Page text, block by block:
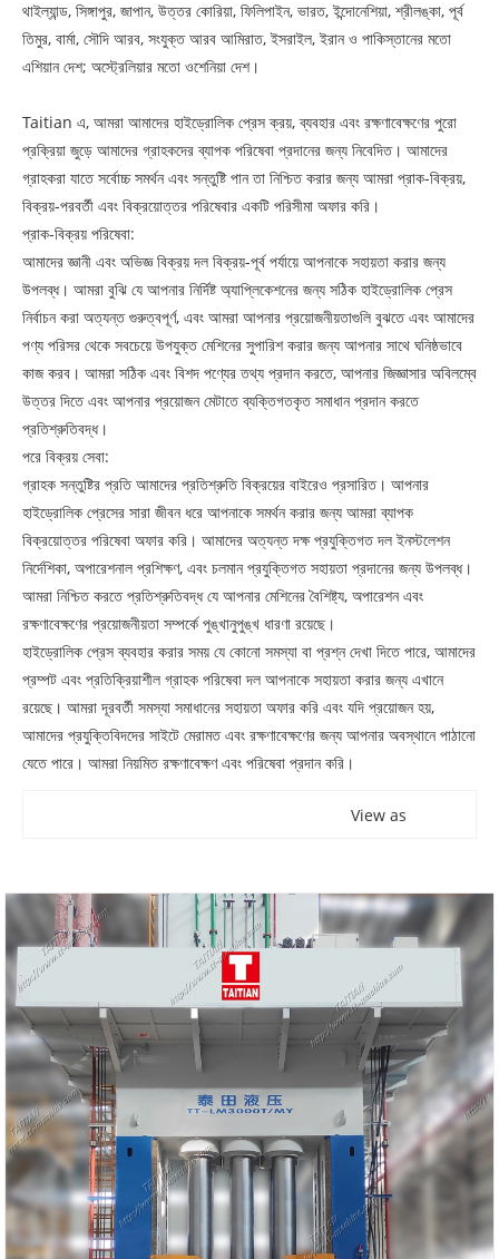
থাইল্যান্ড, সিঙ্গাপুর, জাপান, উত্তর কোরিয়া, ফিলিপাইন, ভারত, ইন্দোনেশিয়া, শ্রীলঙ্কা, পূর্ব
তিমুর, বার্মা, সৌদি আরব, সংযুক্ত আরব আমিরাত, ইসরাইল, ইরান ও পাকিস্তানের মতো
এশিয়ান দেশ; অস্ট্রেলিয়ার মতো ওশেনিয়া দেশ।
Taitian এ, আমরা আমাদের হাইড্রোলিক প্রেস ক্রয়, ব্যবহার এবং রক্ষণাবেক্ষণের পুরো
প্রক্রিয়া জুড়ে আমাদের গ্রাহকদের ব্যাপক পরিষেবা প্রদানের জন্য নিবেদিত। আমাদের
গ্রাহকরা যাতে সর্বোচ্চ সমর্থন এবং সন্তুষ্টি পান তা নিশ্চিত করার জন্য আমরা প্রাক-বিক্রয়,
বিক্রয়-পরবর্তী এবং বিক্রয়োত্তর পরিষেবার একটি পরিসীমা অফার করি।
প্রাক-বিক্রয় পরিষেবা:
আমাদের জ্ঞানী এবং অভিজ্ঞ বিক্রয় দল বিক্রয়-পূর্ব পর্যায়ে আপনাকে সহায়তা করার জন্য
উপলব্ধ। আমরা বুঝি যে আপনার নির্দিষ্ট অ্যাপ্লিকেশনের জন্য সঠিক হাইড্রোলিক প্রেস
নির্বাচন করা অত্যন্ত গুরুত্বপূর্ণ, এবং আমরা আপনার প্রয়োজনীয়তাগুলি বুঝতে এবং আমাদের
পণ্য পরিসর থেকে সবচেয়ে উপযুক্ত মেশিনের সুপারিশ করার জন্য আপনার সাথে ঘনিষ্ঠভাবে
কাজ করব। আমরা সঠিক এবং বিশদ পণ্যের তথ্য প্রদান করতে, আপনার জিজ্ঞাসার অবিলম্বে
উত্তর দিতে এবং আপনার প্রয়োজন মেটাতে ব্যক্তিগতকৃত সমাধান প্রদান করতে
প্রতিশ্রুতিবদ্ধ।
পরে বিক্রয় সেবা:
গ্রাহক সন্তুষ্টির প্রতি আমাদের প্রতিশ্রুতি বিক্রয়ের বাইরেও প্রসারিত। আপনার
হাইড্রোলিক প্রেসের সারা জীবন ধরে আপনাকে সমর্থন করার জন্য আমরা ব্যাপক
বিক্রয়োত্তর পরিষেবা অফার করি। আমাদের অত্যন্ত দক্ষ প্রযুক্তিগত দল ইনস্টলেশন
নির্দেশিকা, অপারেশনাল প্রশিক্ষণ, এবং চলমান প্রযুক্তিগত সহায়তা প্রদানের জন্য উপলব্ধ।
আমরা নিশ্চিত করতে প্রতিশ্রুতিবদ্ধ যে আপনার মেশিনের বৈশিষ্ট্য, অপারেশন এবং
রক্ষণাবেক্ষণের প্রয়োজনীয়তা সম্পর্কে পুঙ্খানুপুঙ্খ ধারণা রয়েছে।
হাইড্রোলিক প্রেস ব্যবহার করার সময় যে কোনো সমস্যা বা প্রশ্ন দেখা দিতে পারে, আমাদের
প্রম্পট এবং প্রতিক্রিয়াশীল গ্রাহক পরিষেবা দল আপনাকে সহায়তা করার জন্য এখানে
রয়েছে। আমরা দূরবর্তী সমস্যা সমাধানের সহায়তা অফার করি এবং যদি প্রয়োজন হয়,
আমাদের প্রযুক্তিবিদদের সাইটে মেরামত এবং রক্ষণাবেক্ষণের জন্য আপনার অবস্থানে পাঠানো
যেতে পারে। আমরা নিয়মিত রক্ষণাবেক্ষণ এবং পরিষেবা প্রদান করি।
View as